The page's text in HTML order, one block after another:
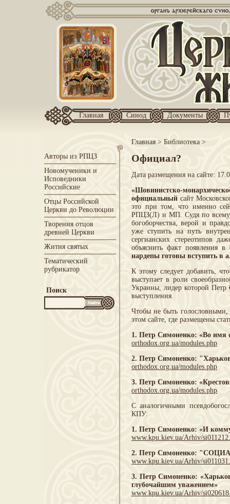
Главная Синод Документы
Главная> Библиотека >
Авторы из РПЦЗ
Новомученики и
Исповедники
Российские
Отцы Российской
Церкви до Революции
Творения отцов
древней Церкви
Жития святых
Тематический
рубрикатор
Поиск
Официал?
Дата размещения на сайте:
«Шовинистско-
официальный сайт
это при том, что именно
РПЦЗ(Л) и МП. Судя по всему,
богоборчества, верой и
уже ступить на путь
сергианских стереотипов
объяснить факт появления
нардепы готовы вступить в
К этому следует добавить,
выступает в роли
Украины, лидер которой Петр
выступления.
Чтобы не быть голословными,
этом сайте, где размещены
1. Петр Симоненко: «Во имя
orthodox.org.ua/modules.php
2. Петр Симоненко:
orthodox.org.ua/modules.php
3. Петр Симоненко:
orthodox.org.ua/modules.php
С аналогичными
КПУ:
1. Петр Симоненко: «И
www.kpu.kiev.ua/Arhiv/
2. Петр Симоненко:
www.kpu.kiev.ua/Arhiv/
3. Петр Симоненко:
глубочайшим уважением»
www.kpu.kiev.ua/Arhiv/